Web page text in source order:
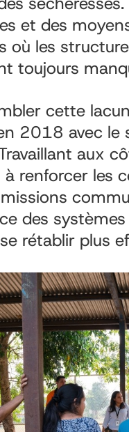
et des
où les
toujours
cette
2018 avec le
aux
renforcer les
des
rétablir plus